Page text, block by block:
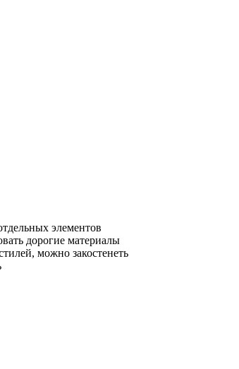
элементов
дорогие материалы
можно закостенеть